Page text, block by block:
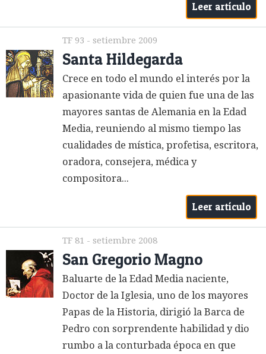
Leer artículo
TF 93 - setiembre 2009
Santa Hildegarda
Crece en todo el mundo el interés por la
apasionante vida de quien fue una de las
mayores santas de Alemania en la Edad
Media, reuniendo al mismo tiempo las
cualidades de mística, profetisa, escritora,
oradora, consejera, médica y
compositora...
Leer artículo
TF 81 - setiembre 2008
San Gregorio Magno
Baluarte de la Edad Media naciente,
Doctor de la Iglesia, uno de los mayores
Papas de la Historia, dirigió la Barca de
Pedro con sorprendente habilidad y dio
rumbo a la conturbada época en que